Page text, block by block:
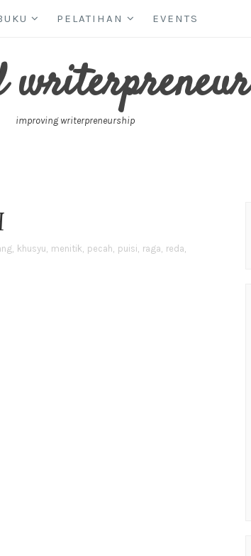
PELATIHAN EVENTS
writerpreneur
improving writerpreneurship
, khusyu, menitik, pecah, puisi, raga, reda,